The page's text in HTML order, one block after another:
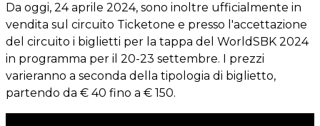
Da oggi, 24 aprile 2024, sono inoltre ufficialmente in
vendita sul circuito Ticketone e presso l'accettazione
del circuito i biglietti per la tappa del WorldSBK 2024
in programma per il 20-23 settembre. I prezzi
varieranno a seconda della tipologia di biglietto,
partendo da € 40 fino a € 150.